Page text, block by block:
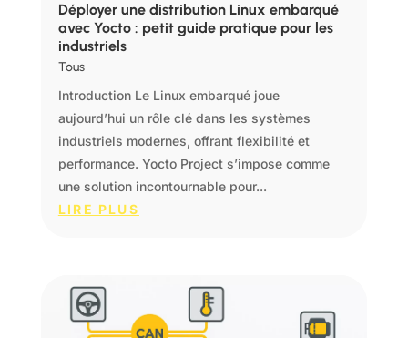
Déployer une distribution Linux embarqué
avec Yocto : petit guide pratique pour les
industriels
Tous
Introduction Le Linux embarqué joue
aujourd’hui un rôle clé dans les systèmes
industriels modernes, offrant flexibilité et
performance. Yocto Project s’impose comme
une solution incontournable pour...
LIRE PLUS